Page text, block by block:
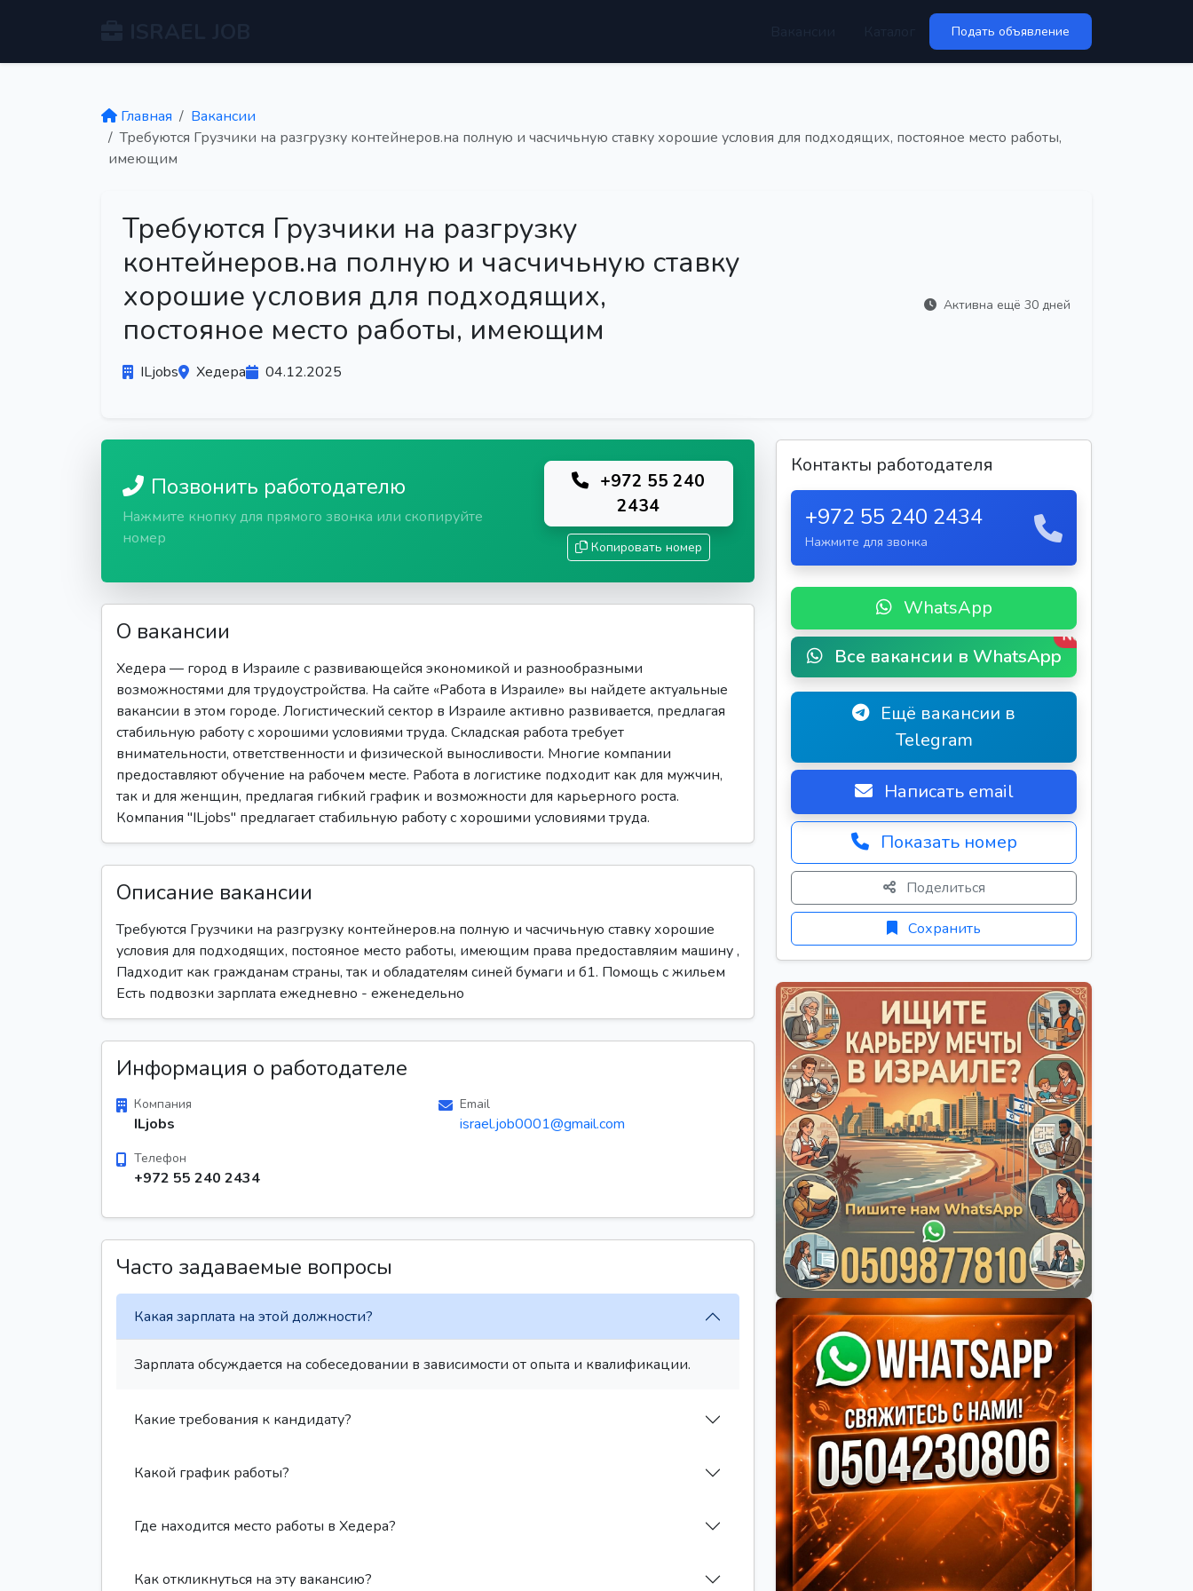
Подать объявление
Главная
Вакансии
Требуются Грузчики на разгрузку контейнеров.на полную и часчичьную ставку хорошие условия для подходящих, постояное место работы,
имеющим
Требуются Грузчики на разгрузку
контейнеров.на полную и часчичьную ставку
хорошие условия для подходящих,
постояное место работы, имеющим
ILjobs Хедера 04.12.2025
Активна ещё 30 дней
Позвонить работодателю
Нажмите кнопку для прямого звонка или скопируйте
номер
+972 55 240
2434
Копировать номер
О вакансии
Хедера — город в Израиле с развивающейся экономикой и разнообразными
возможностями для трудоустройства. На сайте «Работа в Израиле» вы найдете актуальные
вакансии в этом городе. Логистический сектор в Израиле активно развивается, предлагая
стабильную работу с хорошими условиями труда. Складская работа требует
внимательности, ответственности и физической выносливости. Многие компании
предоставляют обучение на рабочем месте. Работа в логистике подходит как для мужчин,
так и для женщин, предлагая гибкий график и возможности для карьерного роста.
Компания "ILjobs" предлагает стабильную работу с хорошими условиями труда.
Описание вакансии
Требуются Грузчики на разгрузку контейнеров.на полную и часчичьную ставку хорошие
условия для подходящих, постояное место работы, имеющим права предоставляим машину ,
Падходит как гражданам страны, так и обладателям синей бумаги и б1. Помощь с жильем
Есть подвозки зарплата ежедневно - еженедельно
Информация о работодателе
Компания
ILjobs
Email
israel.job0001@gmail.com
Телефон
+972 55 240 2434
Часто задаваемые вопросы
Какая зарплата на этой должности?
Зарплата обсуждается на собеседовании в зависимости от опыта и квалификации.
Какие требования к кандидату?
Какой график работы?
Где находится место работы в Хедера?
Как откликнуться на эту вакансию?
Контакты работодателя
+972 55 240 2434
Нажмите для звонка
WhatsApp
Все вакансии в WhatsApp
New
Ещё вакансии в
Telegram
Написать email
Показать номер
Поделиться
Сохранить